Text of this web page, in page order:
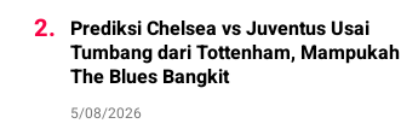
2. Prediksi Chelsea vs Juventus Usai
Tumbang dari Tottenham, Mampukah
The Blues Bangkit
5/08/2026